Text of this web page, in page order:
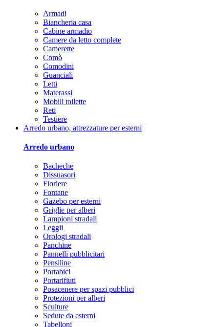
Armadi
Biancheria casa
Cabine armadio
Camere da letto complete
Camerette
Comò
Comodini
Guanciali
Letti
Materassi
Mobili toilette
Reti
Testiere
Arredo urbano, attrezzature per esterni
Arredo urbano
Bacheche
Dissuasori
Fioriere
Fontane
Gazebo per esterni
Griglie per alberi
Lampioni stradali
Leggii
Orologi stradali
Panchine
Pannelli pubblicitari
Pensiline
Portabici
Portarifiuti
Posacenere per spazi pubblici
Protezioni per alberi
Sculture
Sedute da esterni
Tabelloni